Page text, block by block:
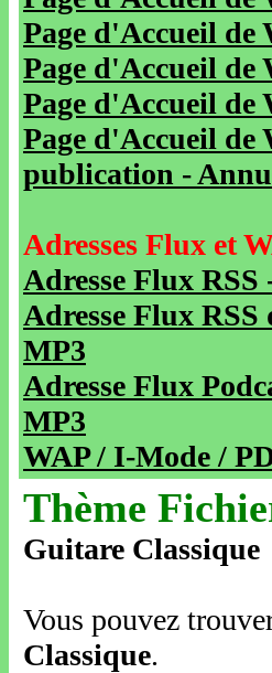
Page d'Accueil de
Page d'Accueil de
Page d'Accueil de
Page d'Accueil
publication -
Adresses Flux et
Adresse Flux
Adresse Flux
MP3
Adresse Flux
MP3
WAP / I-Mode /
Thème
Guitare Classique
Vous pouvez
Classique.